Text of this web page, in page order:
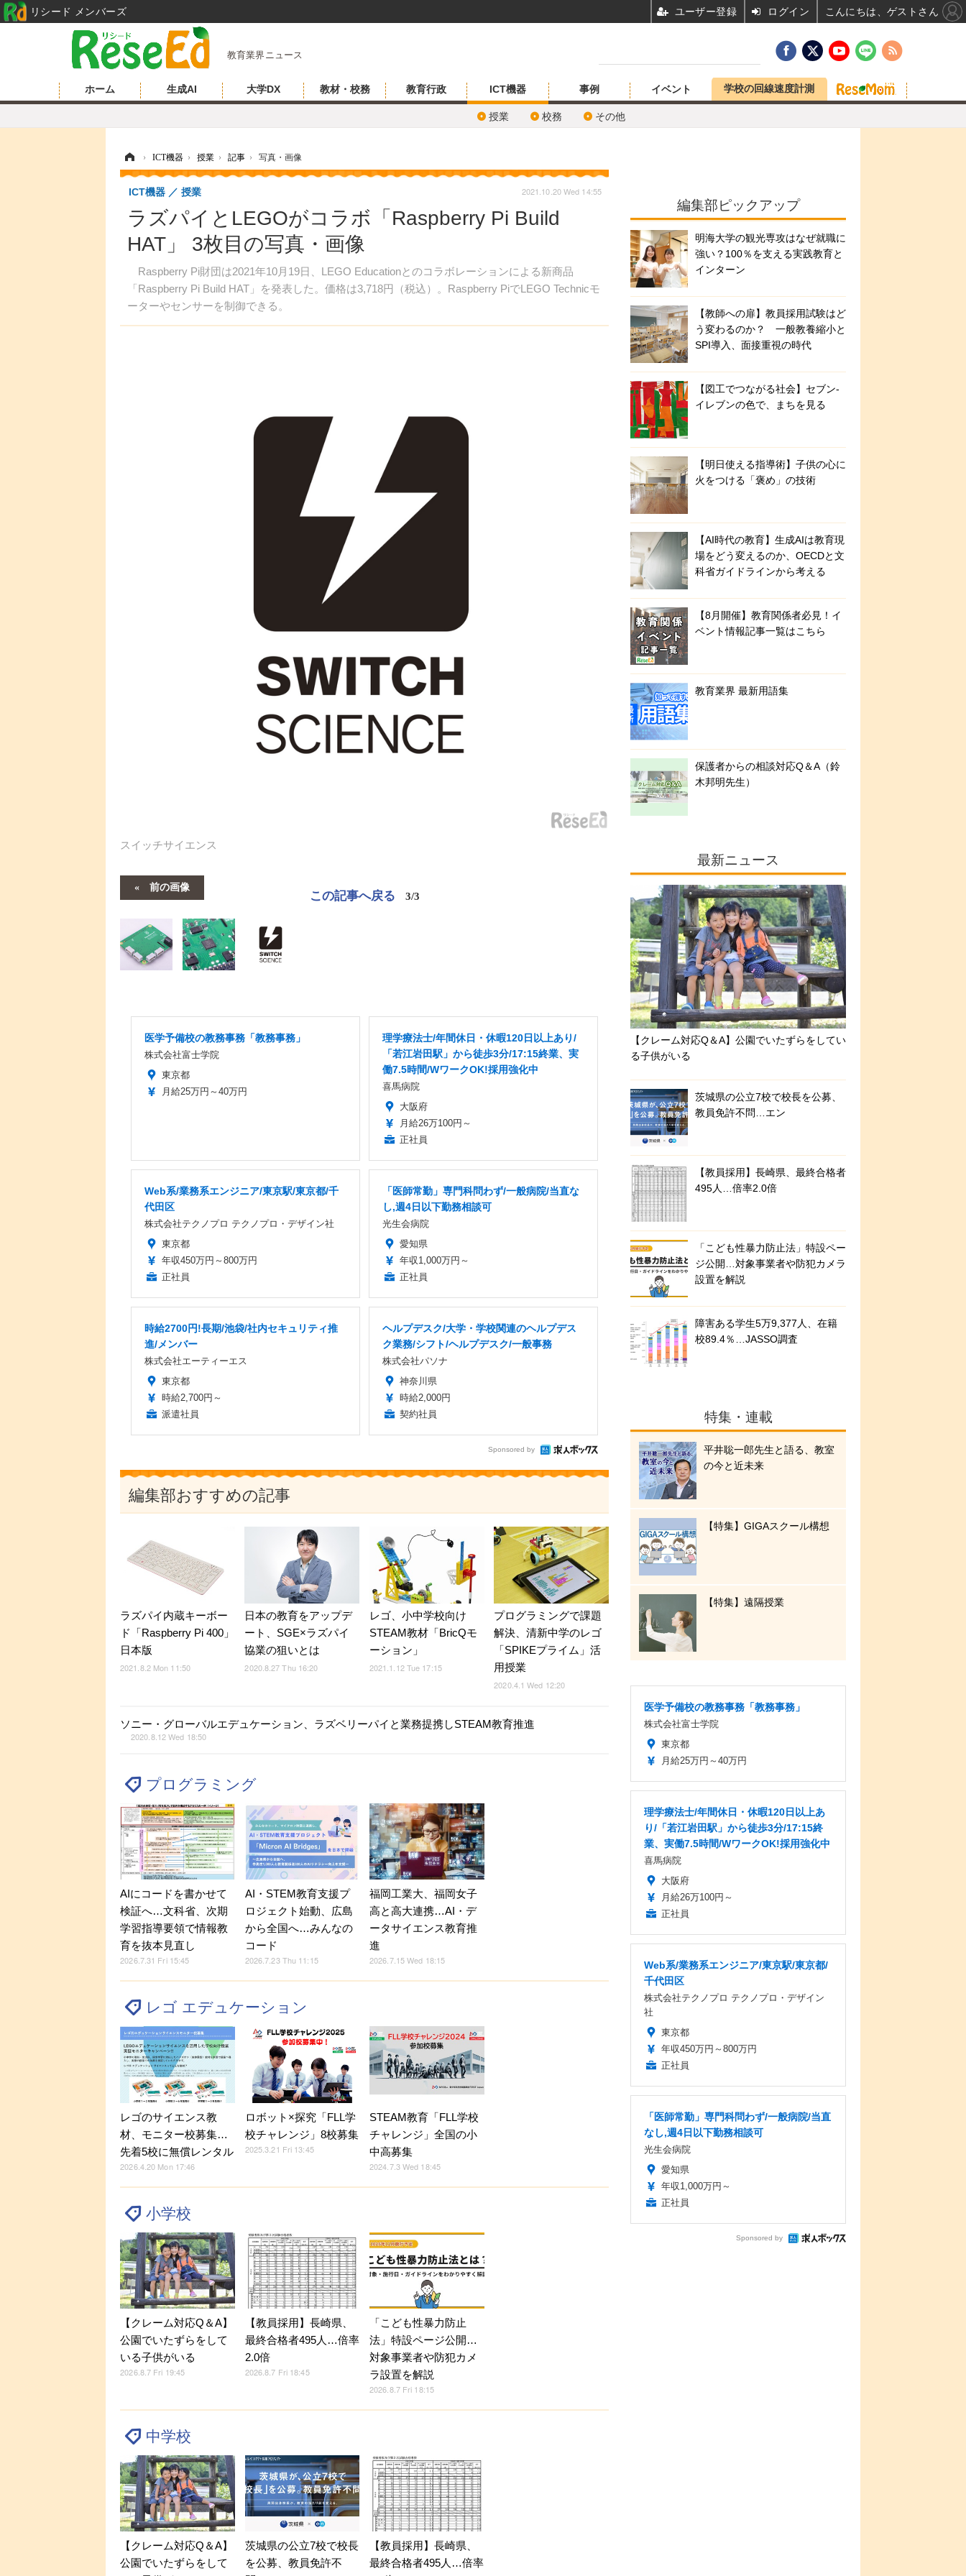
教育業界ニュース
ホーム 生成AI 大学DX 教材・校務 教育行政 ICT機器
授業 校務 その他
事例 イベント 学校の回線速度計測
› ICT機器 › 授業 › 記事 › 写真・画像
ラズパイとLEGOがコラボ「Raspberry Pi Build
HAT」 3枚目の写真・画像
Raspberry Pi財団は2021年10月19日、LEGO Educationとのコラボレーションによる新商品
「Raspberry Pi Build HAT」を発表した。価格は3,718円（税込）。Raspberry PiでLEGO Technicモ
ーターやセンサーを制御できる。
ICT機器 授業 2021.10.20 Wed 14:55
スイッチサイエンス
前の画像
この記事へ戻る 3/3
医学予備校の教務事務「教務事務」
株式会社富士学院
東京都
月給25万円～40万円
理学療法士/年間休日・休暇120日以上あり/
「若江岩田駅」から徒歩3分/17:15終業、実
働7.5時間/WワークOK!採用強化中
喜馬病院
大阪府
月給26万100円～
正社員
Web系/業務系エンジニア/東京駅/東京都/千
代田区
株式会社テクノプロ テクノプロ・デザイン社
東京都
年収450万円～800万円
正社員
「医師常勤」専門科問わず/一般病院/当直な
し,週4日以下勤務相談可
光生会病院
愛知県
年収1,000万円～
正社員
時給2700円!長期/池袋/社内セキュリティ推
進/メンバー
株式会社エーティーエス
東京都
時給2,700円～
派遣社員
ヘルプデスク/大学・学校関連のヘルプデス
ク業務/シフト/ヘルプデスク/一般事務
株式会社パソナ
神奈川県
時給2,000円
契約社員
Sponsored by
編集部おすすめの記事
ラズパイ内蔵キーボー
ド「Raspberry Pi 400」
日本版
2021.8.2 Mon 11:50
日本の教育をアップデ
ート、SGE×ラズパイ
協業の狙いとは
2020.8.27 Thu 16:20
レゴ、小中学校向け
STEAM教材「BricQモ
ーション」
2021.1.12 Tue 17:15
プログラミングで課題
解決、清新中学のレゴ
「SPIKEプライム」活
用授業
2020.4.1 Wed 12:20
ソニー・グローバルエデュケーション、ラズベリーパイと業務提携しSTEAM教育推進
2020.8.12 Wed 18:50
プログラミング
AIにコードを書かせて
検証へ…文科省、次期
学習指導要領で情報教
育を抜本見直し
2026.7.31 Fri 15:45
AI・STEM教育支援プ
ロジェクト始動、広島
から全国へ…みんなの
コード
2026.7.23 Thu 11:15
福岡工業大、福岡女子
高と高大連携…AI・デ
ータサイエンス教育推
進
2026.7.15 Wed 18:15
レゴ エデュケーション
レゴのサイエンス教
材、モニター校募集…
先着5校に無償レンタル
2026.4.20 Mon 17:46
ロボット×探究「FLL学
校チャレンジ」8校募集
2025.3.21 Fri 13:45
STEAM教育「FLL学校
チャレンジ」全国の小
中高募集
2024.7.3 Wed 18:45
小学校
【クレーム対応Q＆A】
公園でいたずらをして
いる子供がいる
2026.8.7 Fri 19:45
【教員採用】長崎県、
最終合格者495人…倍率
2.0倍
2026.8.7 Fri 18:45
「こども性暴力防止
法」特設ページ公開…
対象事業者や防犯カメ
ラ設置を解説
2026.8.7 Fri 18:15
中学校
【クレーム対応Q＆A】
公園でいたずらをして
茨城県の公立7校で校長
を公募、教員免許不
【教員採用】長崎県、
最終合格者495人…倍率
編集部ピックアップ
明海大学の観光専攻はなぜ就職に
強い？100％を支える実践教育と
インターン
【教師への扉】教員採用試験はど
う変わるのか？ 一般教養縮小と
SPI導入、面接重視の時代
【図工でつながる社会】セブン‐
イレブンの色で、まちを見る
【明日使える指導術】子供の心に
火をつける「褒め」の技術
【AI時代の教育】生成AIは教育現
場をどう変えるのか、OECDと文
科省ガイドラインから考える
【8月開催】教育関係者必見！イ
ベント情報記事一覧はこちら
教育業界 最新用語集
保護者からの相談対応Q＆A（鈴
木邦明先生）
最新ニュース
【クレーム対応Q＆A】公園でいたずらをしてい
る子供がいる
茨城県の公立7校で校長を公募、
教員免許不問…エン
【教員採用】長崎県、最終合格者
495人…倍率2.0倍
「こども性暴力防止法」特設ペー
ジ公開…対象事業者や防犯カメラ
設置を解説
障害ある学生5万9,377人、在籍
校89.4％…JASSO調査
特集・連載
平井聡一郎先生と語る、教室
の今と近未来
【特集】GIGAスクール構想
【特集】遠隔授業
医学予備校の教務事務「教務事務」
株式会社富士学院
東京都
月給25万円～40万円
理学療法士/年間休日・休暇120日以上あ
り/「若江岩田駅」から徒歩3分/17:15終
業、実働7.5時間/WワークOK!採用強化中
喜馬病院
大阪府
月給26万100円～
正社員
Web系/業務系エンジニア/東京駅/東京都/
千代田区
株式会社テクノプロ テクノプロ・デザイン
社
東京都
年収450万円～800万円
正社員
「医師常勤」専門科問わず/一般病院/当直
なし,週4日以下勤務相談可
光生会病院
愛知県
年収1,000万円～
正社員
Sponsored by
リシード メンバーズ ユーザー登録 ログイン こんにちは、ゲストさん